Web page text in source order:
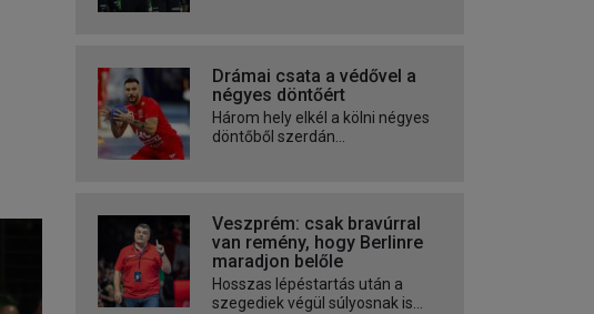
Drámai csata a védővel a
négyes döntőért
Három hely elkél a kölni négyes
döntőből szerdán...
Veszprém: csak bravúrral
van remény, hogy Berlinre
maradjon belőle
Hosszas lépéstartás után a
szegediek végül súlyosnak is...